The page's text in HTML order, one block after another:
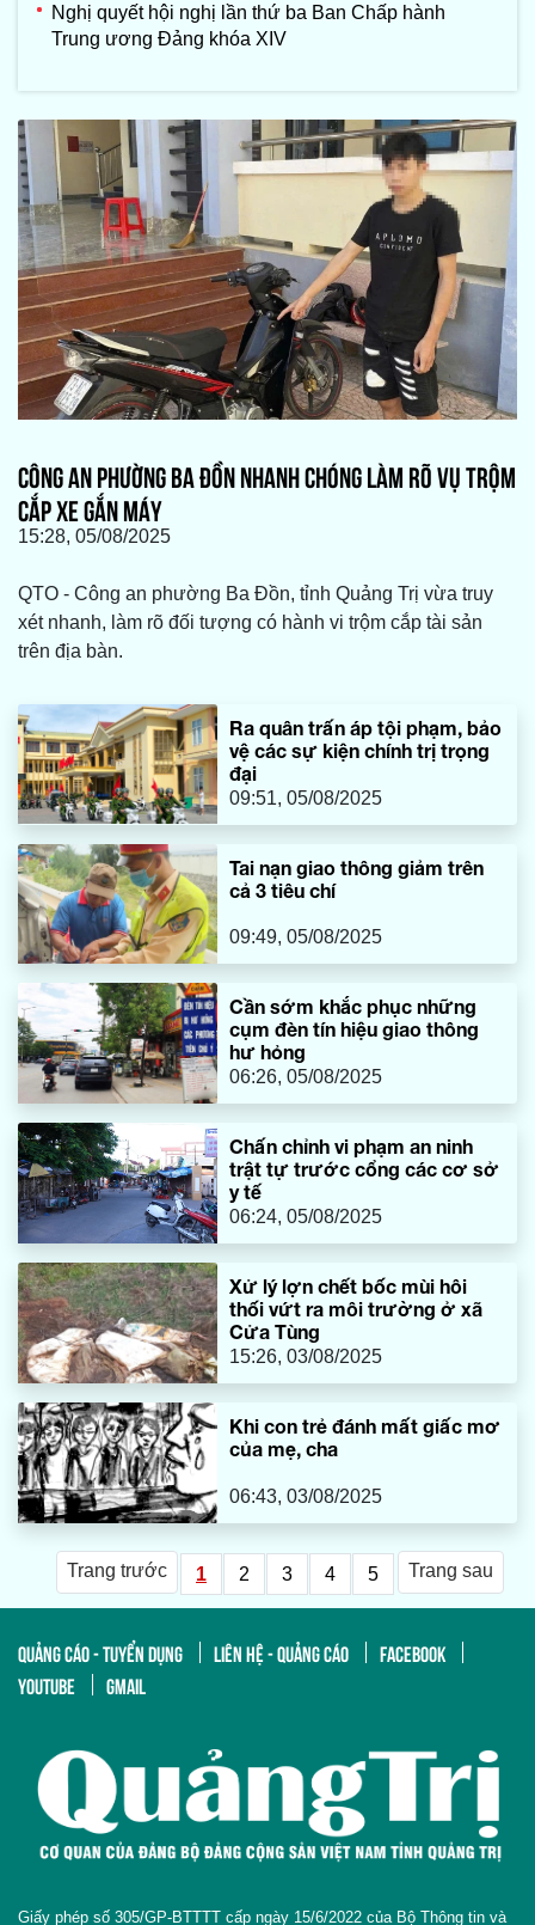
Nghị quyết hội nghị lần thứ ba Ban Chấp hành
Trung ương Đảng khóa XIV
CÔNG AN PHƯỜNG BA ĐỒN NHANH CHÓNG LÀM RÕ VỤ TRỘM
CẮP XE GẮN MÁY
15:28, 05/08/2025
QTO - Công an phường Ba Đồn, tỉnh Quảng Trị vừa truy
xét nhanh, làm rõ đối tượng có hành vi trộm cắp tài sản
trên địa bàn.
Ra quân trấn áp tội phạm, bảo
vệ các sự kiện chính trị trọng
đại
09:51, 05/08/2025
Tai nạn giao thông giảm trên
cả 3 tiêu chí
09:49, 05/08/2025
Cần sớm khắc phục những
cụm đèn tín hiệu giao thông
hư hỏng
06:26, 05/08/2025
Chấn chỉnh vi phạm an ninh
trật tự trước cổng các cơ sở
y tế
06:24, 05/08/2025
Xử lý lợn chết bốc mùi hôi
thối vứt ra môi trường ở xã
Cửa Tùng
15:26, 03/08/2025
Khi con trẻ đánh mất giấc mơ
của mẹ, cha
06:43, 03/08/2025
Trang trước 1 2 3 4 5 Trang sau
QUẢNG CÁO - TUYỂN DỤNG LIÊN HỆ - QUẢNG CÁO
FACEBOOK
YOUTUBE
GMAIL
Giấy phép số 305/GP-BTTTT cấp ngày 15/6/2022 của Bộ Thông tin và